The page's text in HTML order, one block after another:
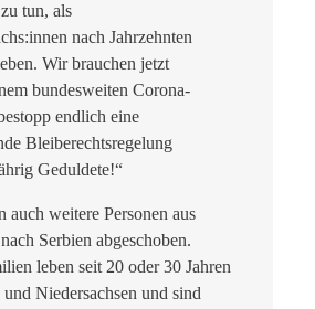
tun, als
nach Jahrzehnten
Wir brauchen jetzt
bundesweiten Corona-
endlich eine
Bleiberechtsregelung
Geduldete!“
auch weitere Personen aus
Serbien abgeschoben.
leben seit 20 oder 30 Jahren
Niedersachsen und sind